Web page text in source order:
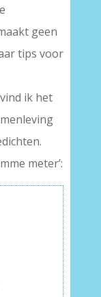
geen
tips voor
ik het
meter’: